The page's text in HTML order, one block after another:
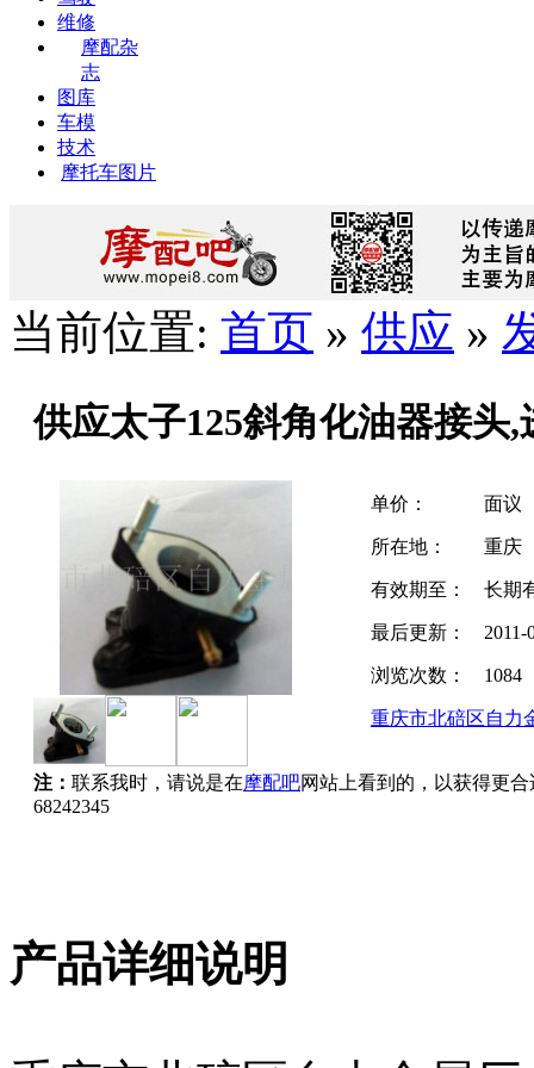
维修
摩配杂
志
图库
车模
技术
摩托车图片
当前位置: 首页 » 供应 »
供应太子125斜角化油器接头,
单价： 面议
所在地： 重庆
有效期至： 长期
最后更新： 2011-
浏览次数： 1084
重庆市北碚区自力
注： 联系我时，请说是在摩配吧网站上看到的，以获得更
68242345
产品详细说明